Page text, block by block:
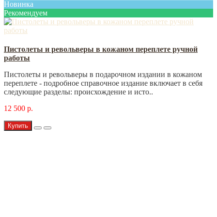
Новинка
Рекомендуем
Пистолеты и револьверы в кожаном переплете ручной
работы
Пистолеты и револьверы в подарочном издании в кожаном
переплете - подробное справочное издание включает в себя
следующие разделы: происхождение и исто..
12 500 р.
Купить